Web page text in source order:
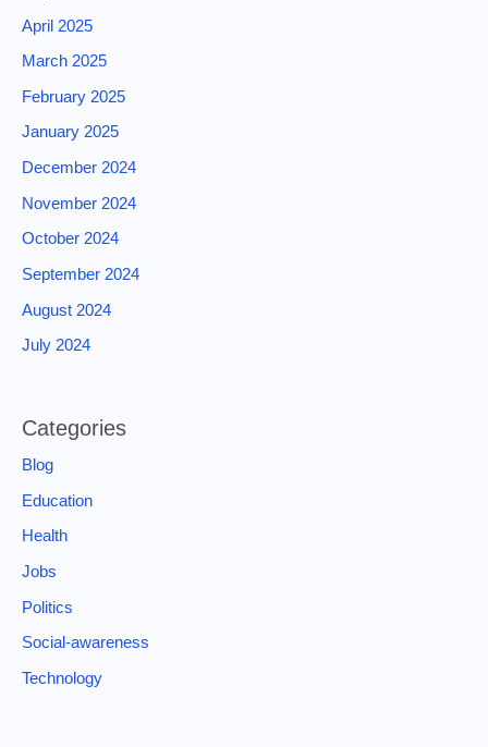
April 2025
March 2025
February 2025
January 2025
December 2024
November 2024
October 2024
September 2024
August 2024
July 2024
Categories
Blog
Education
Health
Jobs
Politics
Social-awareness
Technology